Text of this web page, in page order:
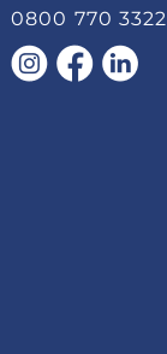
0800 770 3322